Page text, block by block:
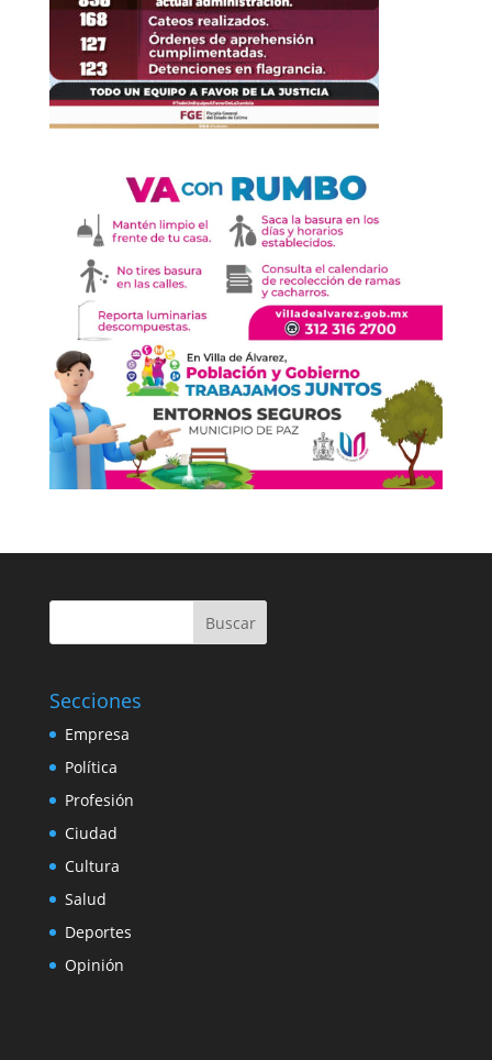
Buscar
Secciones
Empresa
Política
Profesión
Ciudad
Cultura
Salud
Deportes
Opinión